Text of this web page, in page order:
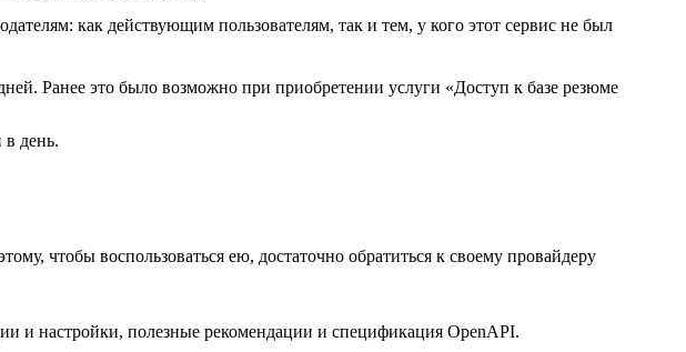
как действующим пользователям, так и тем, у кого этот сервис не был
Ранее это было возможно при приобретении услуги «Доступ к базе резюме
в день.
чтобы воспользоваться ею, достаточно обратиться к своему провайдеру
и настройки, полезные рекомендации и спецификация OpenAPI.